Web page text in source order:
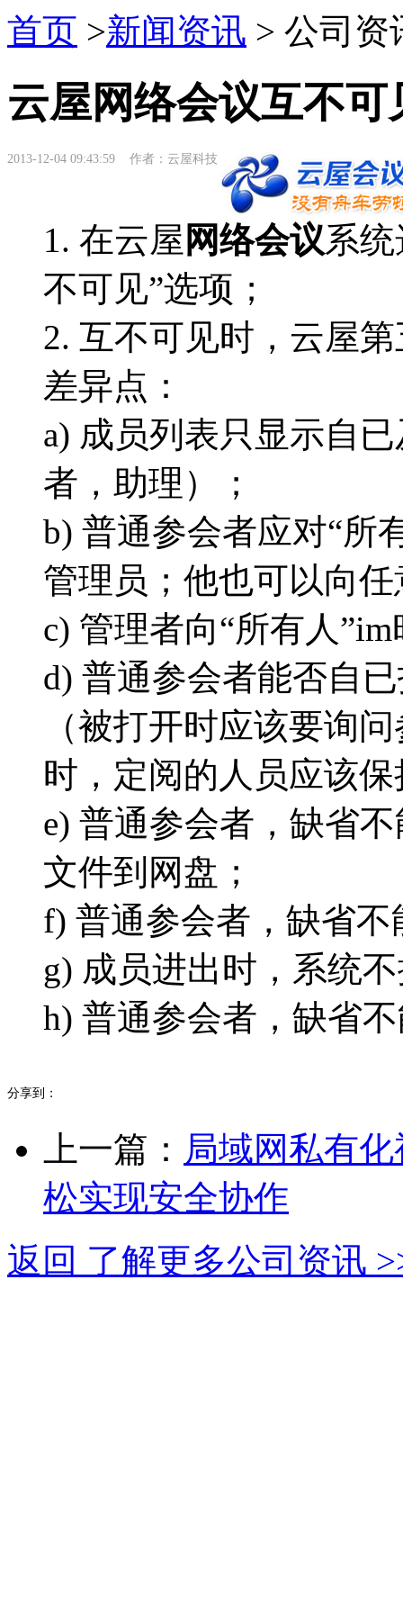
首页 >新闻资讯 > 公司资
云屋网络会议互不
2013-12-04 09:43:59 作者：云屋科技
1. 在云屋 网络会议系
不可见”选项；
2. 互不可见时，云屋
差异点：
a) 成员列表只显示自
者，助理）；
b) 普通参会者应对“所
管理员；他也可以向
c) 管理者向“所有人
d) 普通参会者能否自
（被打开时应该要询
时，定阅的人员应该
e) 普通参会者，缺省
文件到网盘；
f) 普通参会者，缺省
g) 成员进出时，系统
h) 普通参会者，缺省
分享到：
上一篇： 局域网私有
松实现安全协作
返回 了解更多公司资讯